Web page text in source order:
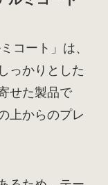
コート」は、
っかりとした
せた製品で
上からのプレ